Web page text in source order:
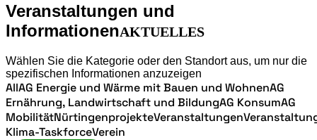
Veranstaltungen und
InformationenAKTUELLES
Wählen Sie die Kategorie oder den Standort aus, um nur die
spezifischen Informationen anzuzeigen
AllAG Energie und Wärme mit Bauen und WohnenAG
Ernährung, Landwirtschaft und BildungAG KonsumAG
MobilitätNürtingenprojekteVeranstaltungen
Klima-TaskforceVerein